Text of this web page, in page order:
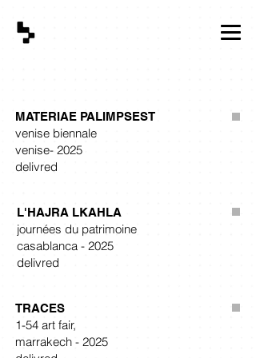
MATERIAE PALIMPSEST
venise biennale
venise- 2025
delivred
L'HAJRA LKAHLA
journées du patrimoine
casablanca - 2025
delivred
TRACES
1-54 art fair,
marrakech - 2025